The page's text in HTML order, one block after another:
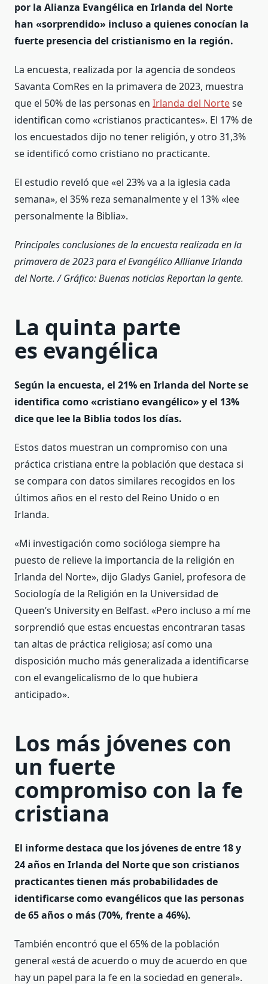
por la Alianza Evangélica en Irlanda del Norte
han «sorprendido» incluso a quienes conocían la
fuerte presencia del cristianismo en la región.
La encuesta, realizada por la agencia de sondeos
Savanta ComRes en la primavera de 2023, muestra
que el 50% de las personas en Irlanda del Nortese
identifican como «cristianos practicantes». El 17% de
los encuestados dijo no tener religión, y otro 31,3%
se identificó como cristiano no practicante.
El estudio reveló que «el 23% va a la iglesia cada
semana», el 35% reza semanalmente y el 13% «lee
personalmente la Biblia».
Principales conclusiones de la encuesta realizada en la
primavera de 2023 para el Evangélico Alllianve Irlanda
del Norte. / Gráfico: Buenas noticias Reportan la gente.
La quinta parte
es evangélica
Según la encuesta, el 21% en Irlanda del Norte se
identifica como «cristiano evangélico» y el 13%
dice que lee la Biblia todos los días.
Estos datos muestran un compromiso con una
práctica cristiana entre la población que destaca si
se compara con datos similares recogidos en los
últimos años en el resto del Reino Unido o en
Irlanda.
«Mi investigación como socióloga siempre ha
puesto de relieve la importancia de la religión en
Irlanda del Norte», dijo Gladys Ganiel, profesora de
Sociología de la Religión en la Universidad de
Queen’s University en Belfast. «Pero incluso a mí me
sorprendió que estas encuestas encontraran tasas
tan altas de práctica religiosa; así como una
disposición mucho más generalizada a identificarse
con el evangelicalismo de lo que hubiera
anticipado».
Los más jóvenes con
un fuerte
compromiso con la fe
cristiana
El informe destaca que los jóvenes de entre 18 y
24 años en Irlanda del Norte que son cristianos
practicantes tienen más probabilidades de
identificarse como evangélicos que las personas
de 65 años o más (70%, frente a 46%).
También encontró que el 65% de la población
general «está de acuerdo o muy de acuerdo en que
hay un papel para la fe en la sociedad en general».